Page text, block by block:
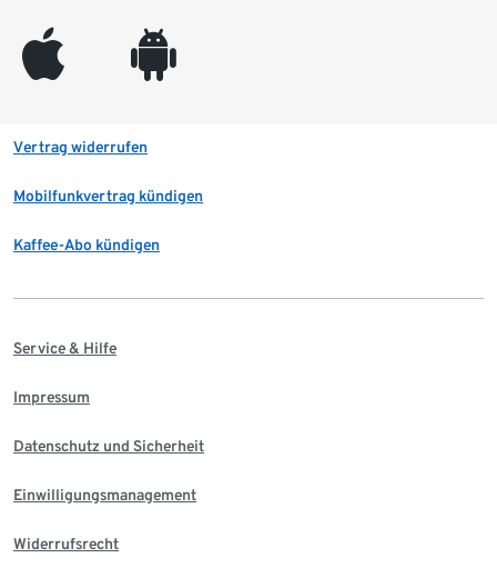
appleinc android
Vertrag widerrufen
Mobilfunkvertrag kündigen
Kaffee-Abo kündigen
Service & Hilfe
Impressum
Datenschutz und Sicherheit
Einwilligungsmanagement
Widerrufsrecht